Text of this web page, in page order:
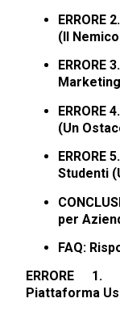
ERRORE
(Il
ERRORE
ERRORE
(Un
ERRORE
Studenti
per
FAQ:
ERRORE
Piattaforma